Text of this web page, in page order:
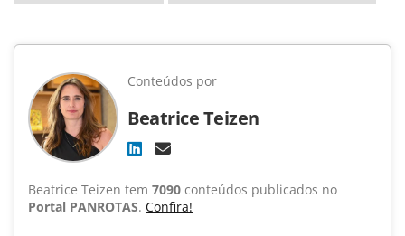
Conteúdos por
Beatrice Teizen
Beatrice Teizen tem 7090 conteúdos publicados no
Portal PANROTAS. Confira!